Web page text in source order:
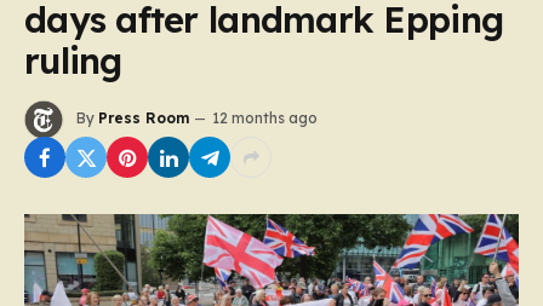
days after landmark Epping
ruling
By Press Room 12 months ago